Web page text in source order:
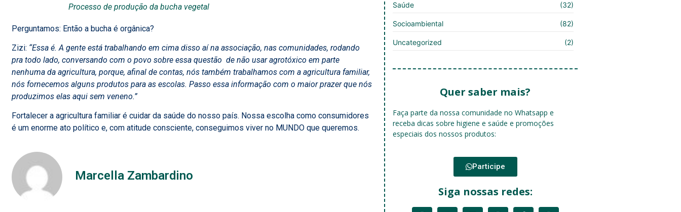
Processo de produção da bucha vegetal
Perguntamos: Então a bucha é orgânica?
Zizi: “Essa é. A gente está trabalhando em cima disso aí na associação, nas comunidades, rodando
pra todo lado, conversando com o povo sobre essa questão de não usar agrotóxico em parte
nenhuma da agricultura, porque, afinal de contas, nós também trabalhamos com a agricultura familiar,
nós fornecemos alguns produtos para as escolas. Passo essa informação com o maior prazer que nós
produzimos elas aqui sem veneno.”
Fortalecer a agricultura familiar é cuidar da saúde do nosso país. Nossa escolha como consumidores
é um enorme ato político e, com atitude consciente, conseguimos viver no MUNDO que queremos.
Marcella Zambardino
Saúde (32)
Socioambiental (82)
Uncategorized (2)
Quer saber mais?
Faça parte da nossa comunidade no Whatsapp e
receba dicas sobre higiene e saúde e promoções
especiais dos nossos produtos:
Participe
Siga nossas redes: